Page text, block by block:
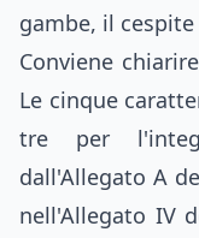
gambe, il cespite
Conviene
Le cinque
tre per
dall'Allegato A
nell'Allegato IV